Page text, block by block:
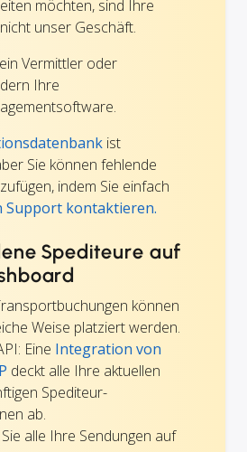
möchten, sind Ihre
unser Geschäft.
Vermittler oder
Ihre
ist
Sie können fehlende
indem Sie einfach
Support kontaktieren.
Spediteure auf
können
Weise platziert werden.
Eine Integration von
deckt alle Ihre aktuellen
Spediteur-
ab.
alle Ihre Sendungen auf